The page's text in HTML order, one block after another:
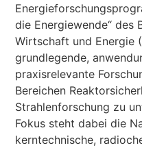
die Energiewende“ des
Wirtschaft und Energie
grundlegende,
praxisrelevante
Bereichen
Strahlenforschung zu
Fokus steht dabei die
kerntechnische,